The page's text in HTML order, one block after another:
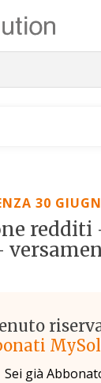
30
Sei già